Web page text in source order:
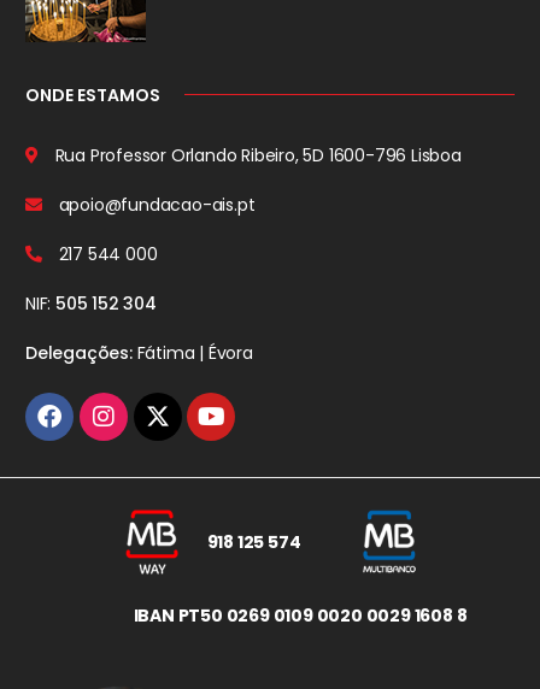
ONDE ESTAMOS
Rua Professor Orlando Ribeiro, 5D 1600-796 Lisboa
apoio@fundacao-ais.pt
217 544 000
NIF: 505 152 304
Delegações:Fátima | Évora
918 125 574
IBAN PT50 0269 0109 0020 0029 1608 8